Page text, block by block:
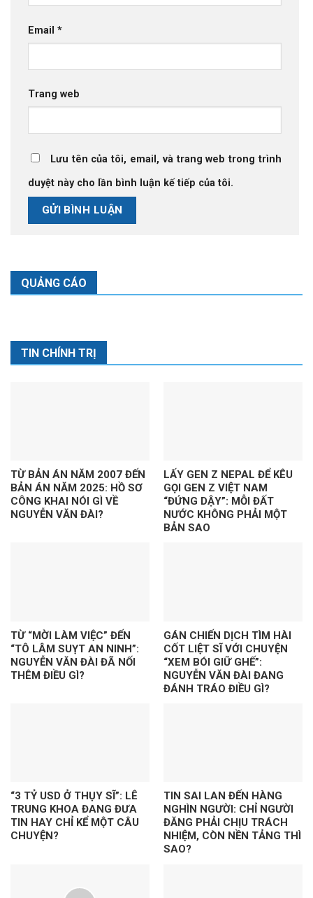
Email *
Trang web
Lưu tên của tôi, email, và trang web trong trình
duyệt này cho lần bình luận kế tiếp của tôi.
QUẢNG CÁO
TIN CHÍNH TRỊ
TỪ BẢN ÁN NĂM 2007 ĐẾN
BẢN ÁN NĂM 2025: HỒ SƠ
CÔNG KHAI NÓI GÌ VỀ
NGUYỄN VĂN ĐÀI?
LẤY GEN Z NEPAL ĐỂ KÊU
GỌI GEN Z VIỆT NAM
“ĐỨNG DẬY”: MỖI ĐẤT
NƯỚC KHÔNG PHẢI MỘT
BẢN SAO
TỪ “MỜI LÀM VIỆC” ĐẾN
“TÔ LÂM SUỴT AN NINH”:
NGUYỄN VĂN ĐÀI ĐÃ NỐI
THÊM ĐIỀU GÌ?
GÁN CHIẾN DỊCH TÌM HÀI
CỐT LIỆT SĨ VỚI CHUYỆN
“XEM BÓI GIỮ GHẾ”:
NGUYỄN VĂN ĐÀI ĐANG
ĐÁNH TRÁO ĐIỀU GÌ?
“3 TỶ USD Ở THỤY SĨ”: LÊ
TRUNG KHOA ĐANG ĐƯA
TIN HAY CHỈ KỂ MỘT CÂU
CHUYỆN?
TIN SAI LAN ĐẾN HÀNG
NGHÌN NGƯỜI: CHỈ NGƯỜI
ĐĂNG PHẢI CHỊU TRÁCH
NHIỆM, CÒN NỀN TẢNG THÌ
SAO?